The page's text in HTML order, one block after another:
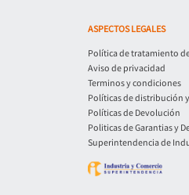
ASPECTOS LEGALES
Política de tratamiento
Aviso de privacidad
Terminos y condiciones
Políticas de distribución
Políticas de Devolución
Politicas de Garantias y
Superintendencia de